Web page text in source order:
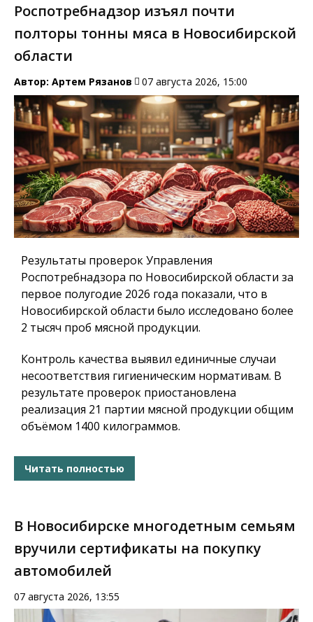
Роспотребнадзор изъял почти
полторы тонны мяса в Новосибирской
области
Автор: Артем Рязанов 07 августа 2026, 15:00
Результаты проверок Управления
Роспотребнадзора по Новосибирской области за
первое полугодие 2026 года показали, что в
Новосибирской области было исследовано более
2 тысяч проб мясной продукции.
Контроль качества выявил единичные случаи
несоответствия гигиеническим нормативам. В
результате проверок приостановлена
реализация 21 партии мясной продукции общим
объёмом 1400 килограммов.
Читать полностью
В Новосибирске многодетным семьям
вручили сертификаты на покупку
автомобилей
07 августа 2026, 13:55